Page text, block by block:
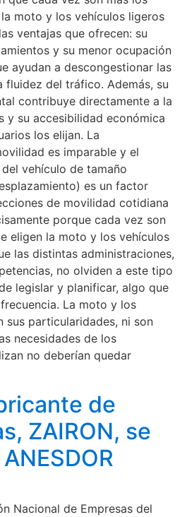
moto y los vehículos ligeros
ventajas que ofrecen: su
y su menor ocupación
ayudan a descongestionar las
fluidez del tráfico. Además, su
contribuye directamente a la
y su accesibilidad económica
los elijan. La
es imparable y el
vehículo de tamaño
es un factor
de movilidad cotidiana
porque cada vez son
eligen la moto y los vehículos
las distintas administraciones,
no olviden a este tipo
legislar y planificar, algo que
La moto y los
sus particularidades, ni son
necesidades de los
no deberían quedar
de
ZAIRON, se
Nacional de Empresas del